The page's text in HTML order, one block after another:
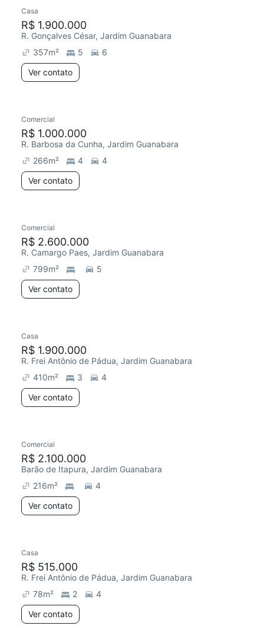
Casa
R$ 1.900.000
R. Gonçalves César, Jardim Guanabara
357m² 5
6
Ver contato
Chegou há 1 dia
Comercial
R$ 1.000.000
R. Barbosa da Cunha, Jardim Guanabara
266m² 4
4
Ver contato
Chegou este mês
Comercial
R$ 2.600.000
R. Camargo Paes, Jardim Guanabara
799m²
5
Ver contato
Casa
R$ 1.900.000
R. Frei Antônio de Pádua, Jardim Guanabara
410m² 3
4
Ver contato
Comercial
R$ 2.100.000
Barão de Itapura, Jardim Guanabara
216m²
4
Ver contato
Chegou há 1 dia
Casa
R$ 515.000
R. Frei Antônio de Pádua, Jardim Guanabara
78m² 2
4
Ver contato